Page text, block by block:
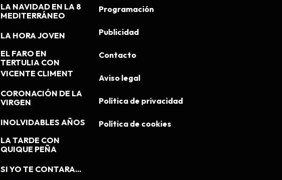
LA NAVIDAD EN LA 8
MEDITERRÁNEO
LA HORA JOVEN
EL FARO EN
TERTULIA CON
VICENTE CLIMENT
CORONACIÓN DE LA
VIRGEN
INOLVIDABLES AÑOS
LA TARDE CON
QUIQUE PEÑA
SI YO TE CONTARA...
Programación
Publicidad
Contacto
Aviso legal
Política de privacidad
Política de cookies